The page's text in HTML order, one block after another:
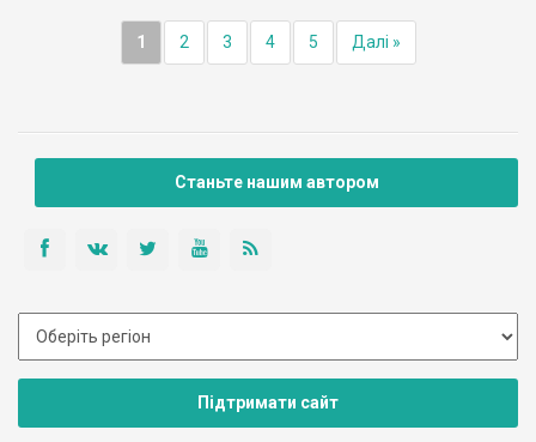
1 2 3 4 5 Далі »
Станьте нашим автором
Підтримати сайт